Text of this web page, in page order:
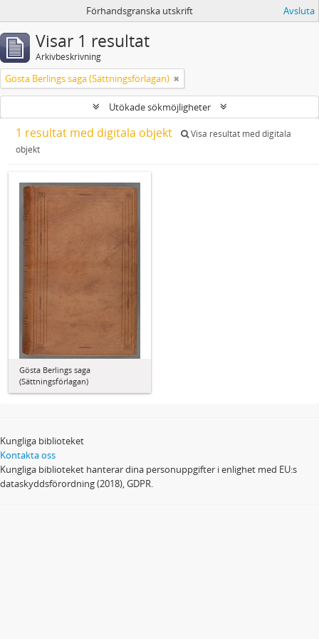
Förhandsgranska utskrift Avsluta
Visar 1 resultat
Arkivbeskrivning
Gösta Berlings saga (Sättningsförlagan)
Utökade sökmöjligheter
1 resultat med digitala objekt
Visa resultat med digitala
objekt
Gösta Berlings saga
(Sättningsförlagan)
Kungliga biblioteket
Kontakta oss
Kungliga biblioteket hanterar dina personuppgifter i enlighet med EU:s
dataskyddsförordning (2018), GDPR.